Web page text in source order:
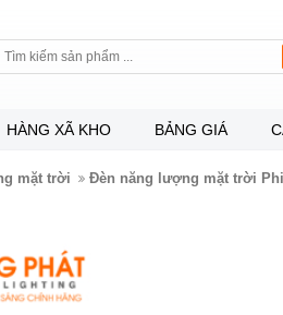
HÀNG XÃ KHO BẢNG GIÁ
mặt trời Đèn năng lượng mặt trời